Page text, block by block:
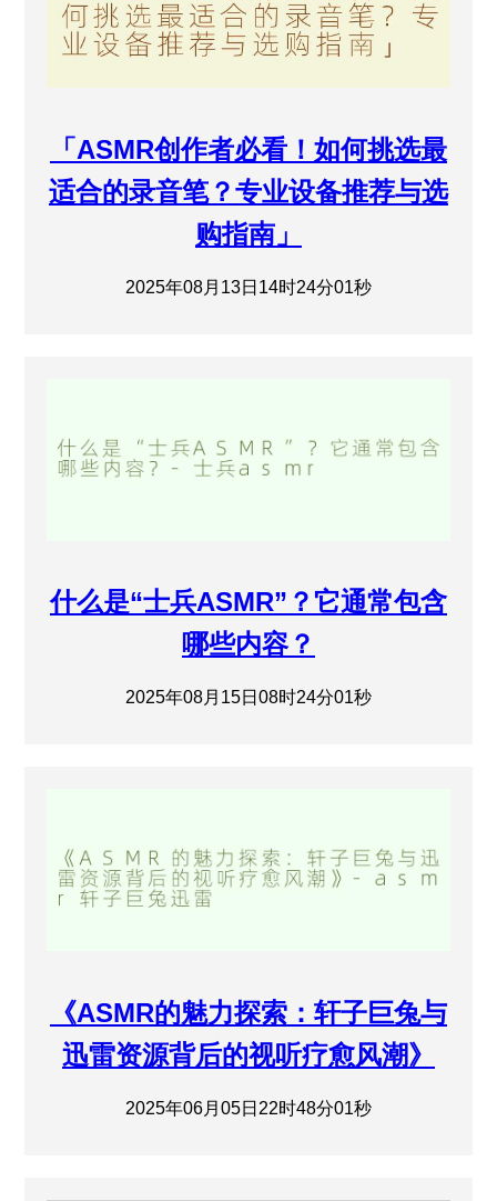
「ASMR创作者必看！如何挑选最
适合的录音笔？专业设备推荐与选
购指南」
2025年08月13日14时24分01秒
什么是“士兵ASMR”？它通常包含
哪些内容？
2025年08月15日08时24分01秒
《ASMR的魅力探索：轩子巨兔与
迅雷资源背后的视听疗愈风潮》
2025年06月05日22时48分01秒